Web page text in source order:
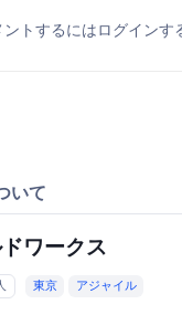
ントするにはログインす
いて
ワークス
東京 アジャイル